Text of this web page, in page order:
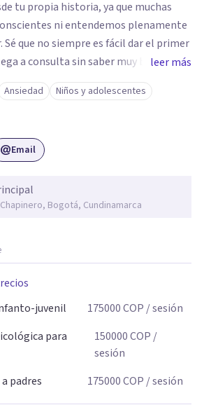
tu propia historia, ya que muchas
ni entendemos plenamente
que no siempre es fácil dar el primer
a consulta sin saber muy bien qué
algo no anda bien pero sin poder
es acompañarte en ese proceso,
ritmo, para que lo que hoy te pesa
leer más
Ansiedad
Niños y adolescentes
Email
Bogotá, Cundinamarca
juvenil
175000COP / sesión
para
150000COP /
sesión
padres
175000COP / sesión